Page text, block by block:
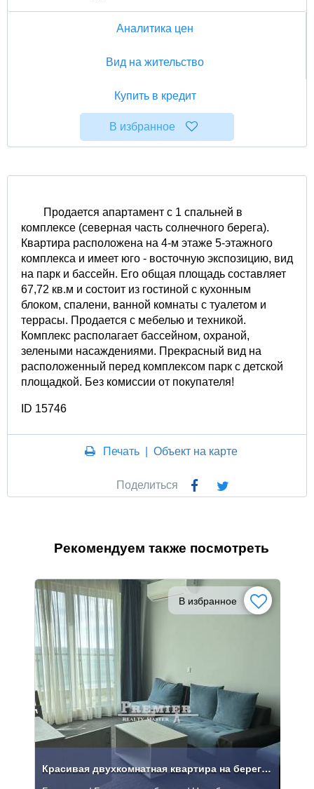
Аналитика цен
Вид на жительство
Купить в кредит
В избранное
Продается апартамент с 1 спальней в
комплексе (северная часть солнечного берега).
Квартира расположена на 4-м этаже 5-этажного
комплекса и имеет юго - восточную экспозицию, вид
на парк и бассейн. Его общая площадь составляет
67,72 кв.м и состоит из гостиной с кухонным
блоком, спалени, ванной комнаты с туалетом и
террасы. Продается с мебелью и техникой.
Комплекс располагает бассейном, охраной,
зелеными насаждениями. Прекрасный вид на
расположенный перед комплексом парк с детской
площадкой. Без комиссии от покупателя!
ID 15746
Печать |Объект на карте
Поделиться
Рекомендуем также посмотреть
В избранное
Красивая двухкомнатная квартира на берегу моря